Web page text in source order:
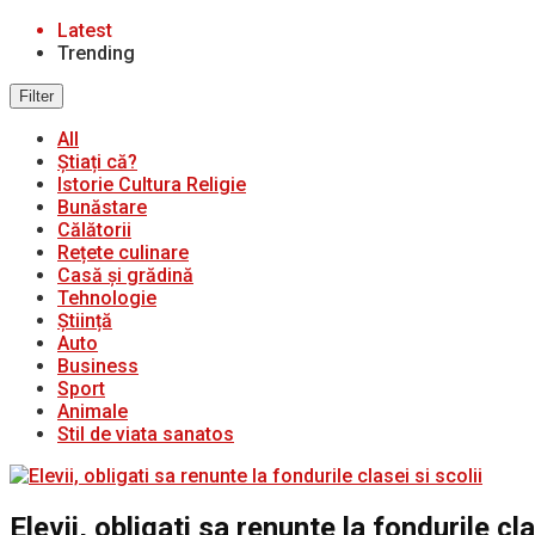
Latest
Trending
Filter
All
Știați că?
Istorie Cultura Religie
Bunăstare
Călătorii
Rețete culinare
Casă și grădină
Tehnologie
Știință
Auto
Business
Sport
Animale
Stil de viata sanatos
Elevii, obligati sa renunte la fondurile